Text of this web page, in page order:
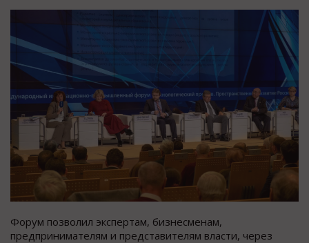
Форум позволил экспертам, бизнесменам,
предпринимателям и представителям власти, через